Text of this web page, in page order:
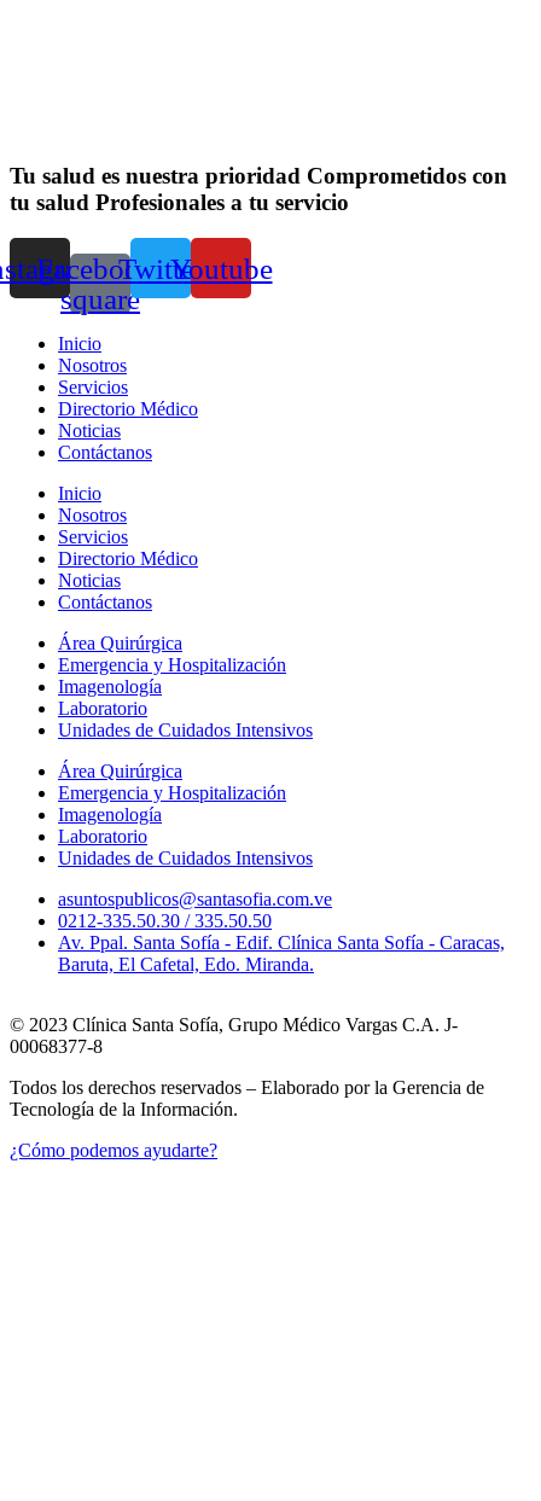
Tu salud es nuestra prioridad Comprometidos con
tu salud Profesionales a tu servicio
Facebook-
square
TwitterYoutube
Inicio
Nosotros
Servicios
Directorio Médico
Noticias
Contáctanos
Inicio
Nosotros
Servicios
Directorio Médico
Noticias
Contáctanos
Área Quirúrgica
Emergencia y Hospitalización
Imagenología
Laboratorio
Unidades de Cuidados Intensivos
Área Quirúrgica
Emergencia y Hospitalización
Imagenología
Laboratorio
Unidades de Cuidados Intensivos
asuntospublicos@santasofia.com.ve
0212-335.50.30 / 335.50.50
Av. Ppal. Santa Sofía - Edif. Clínica Santa Sofía - Caracas,
Baruta, El Cafetal, Edo. Miranda.
© 2023 Clínica Santa Sofía, Grupo Médico Vargas C.A. J-
00068377-8
Todos los derechos reservados – Elaborado por la Gerencia de
Tecnología de la Información.
¿Cómo podemos ayudarte?